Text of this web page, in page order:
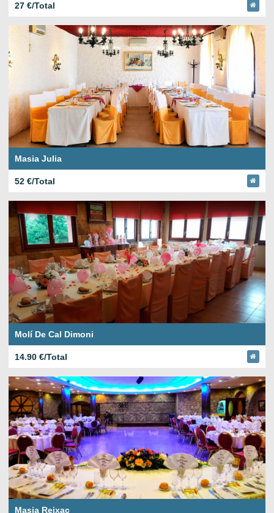
27 €/Total
Masia Julia
52 €/Total
Molí De Cal Dimoni
14.90 €/Total
Masia Reixac